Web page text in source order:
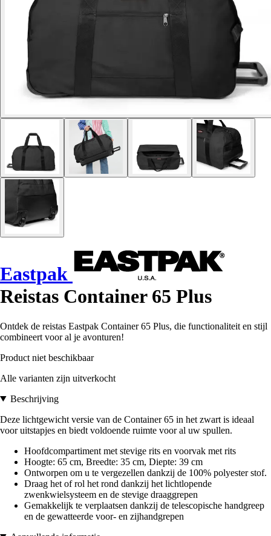
Eastpak
Reistas Container 65 Plus
Ontdek de reistas Eastpak Container 65 Plus, die functionaliteit en stijl
combineert voor al je avonturen!
Product niet beschikbaar
Alle varianten zijn uitverkocht
Beschrijving
Deze lichtgewicht versie van de Container 65 in het zwart is ideaal
voor uitstapjes en biedt voldoende ruimte voor al uw spullen.
Hoofdcompartiment met stevige rits en voorvak met rits
Hoogte: 65 cm, Breedte: 35 cm, Diepte: 39 cm
Ontworpen om u te vergezellen dankzij de 100% polyester stof.
Draag het of rol het rond dankzij het lichtlopende
zwenkwielsysteem en de stevige draaggrepen
Gemakkelijk te verplaatsen dankzij de telescopische handgreep
en de gewatteerde voor- en zijhandgrepen